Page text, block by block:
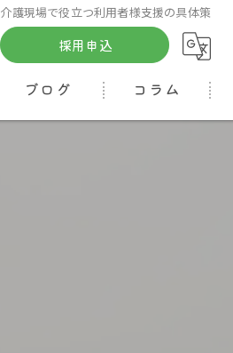
介護現場で役立つ利用者様支援の具体策
採用申込
ブログ コラム